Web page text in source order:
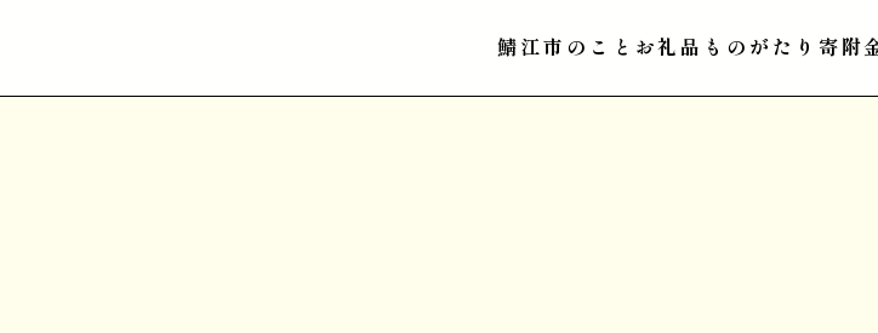
鯖江市のこと お礼品ものがたり 寄附